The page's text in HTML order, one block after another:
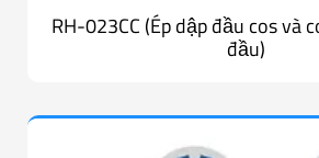
RH-023CC (Ép dập đầu cos và
đầu)